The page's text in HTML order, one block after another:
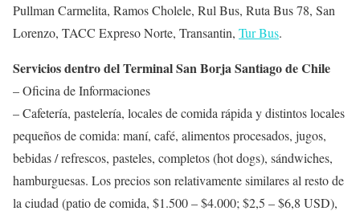
Pullman Carmelita, Ramos Cholele, Rul Bus, Ruta Bus 78, San
Lorenzo, TACC Expreso Norte, Transantin, Tur Bus.
Servicios dentro del Terminal San Borja Santiago de Chile
– Oficina de Informaciones
– Cafetería, pastelería, locales de comida rápida y distintos locales
pequeños de comida: maní, café, alimentos procesados, jugos,
bebidas / refrescos, pasteles, completos (hot dogs), sándwiches,
hamburguesas. Los precios son relativamente similares al resto de
la ciudad (patio de comida, $1.500 – $4.000; $2,5 – $6,8 USD),